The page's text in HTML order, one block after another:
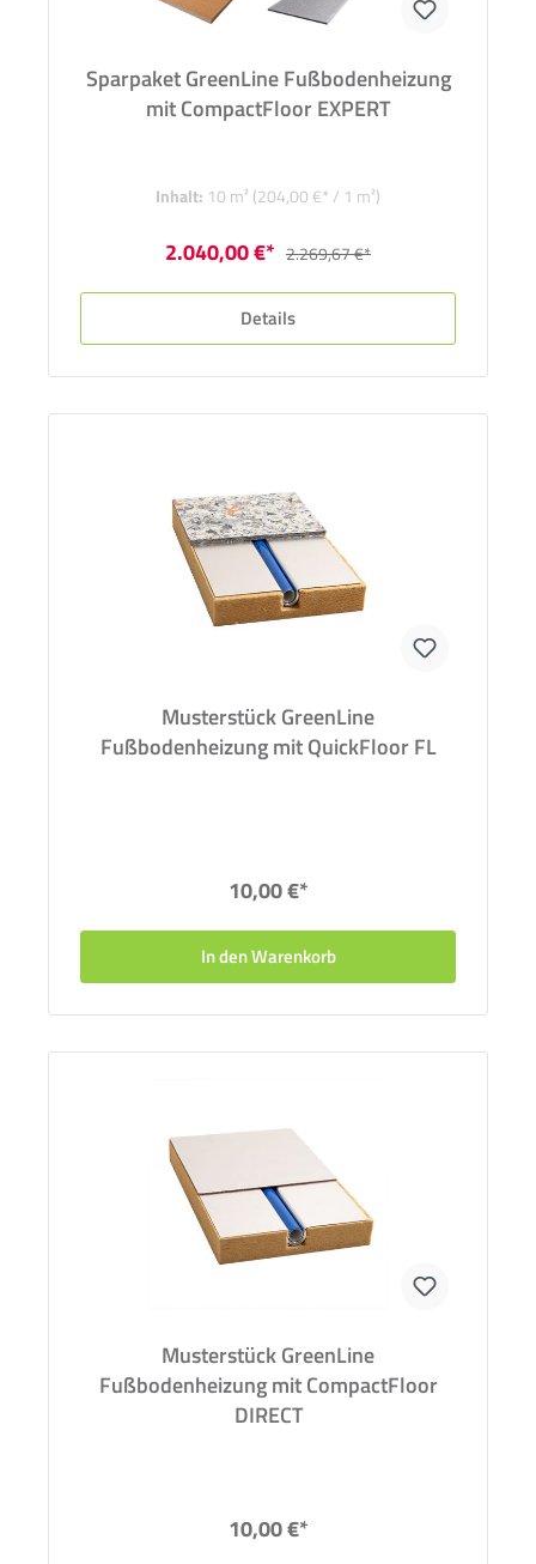
Sparpaket GreenLine Fußbodenheizung
mit CompactFloor EXPERT
Inhalt: 10 m² (204,00 €* / 1 m²)
2.040,00 €* 2.269,67 €*
Details
Musterstück GreenLine
Fußbodenheizung mit QuickFloor FL
10,00 €*
In den Warenkorb
Musterstück GreenLine
Fußbodenheizung mit CompactFloor
DIRECT
10,00 €*